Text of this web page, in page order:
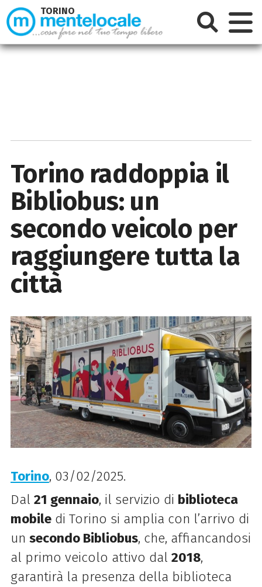
Torino raddoppia il
Bibliobus: un
secondo veicolo per
raggiungere tutta la
città
Torino, 03/02/2025.
Dal 21 gennaio, il servizio di biblioteca
mobiledi Torino si amplia con l’arrivo di
un secondo Bibliobus, che, affiancandosi
al primo veicolo attivo dal 2018,
garantirà la presenza della biblioteca
TORINO